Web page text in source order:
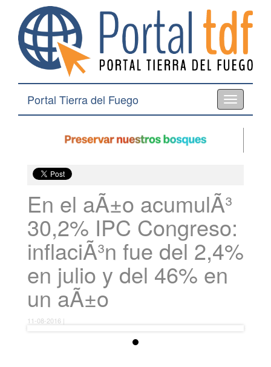
Toggle
navigation
Portal Tierra del Fuego
En el aÃ±o acumulÃ³
30,2% IPC Congreso:
inflaciÃ³n fue del 2,4%
en julio y del 46% en
un aÃ±o
11-08-2016 |